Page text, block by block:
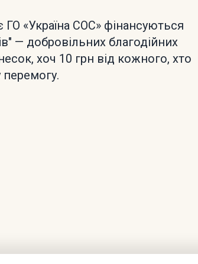
ГО «Україна СОС» фінансуються
— добровільних благодійних
хоч 10 грн від кожного, хто